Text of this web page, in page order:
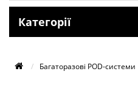
Категорії
Багаторазові POD-системи